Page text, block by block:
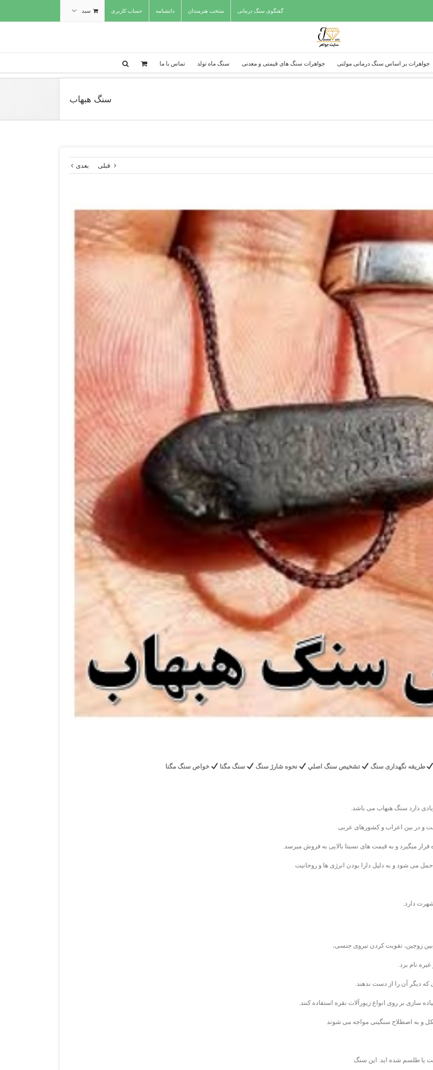
گفتگوی سنگ درمانی منتخب هنرمندان دانشنامه حساب کاربری سبد
جواهرات بر اساس سنگ درمانی مولتی جواهرات سنگ های قیمتی و معدنی سنگ ماه تولد تماس با ما
سنگ هبهاب
قبلی بعدی
طریقه نگهداری سنگ تشخیص سنگ اصلي نحوه شارژ سنگ سنگ مگنا خواص سنگ مگنا
دارد سنگ هبهاب می باشد.
و در بین اعراب و کشورهای عربی
قرار میگیرد و به قیمت های نسبتا بالایی به فروش میرسد.
می شود و به دلیل دارا بودن انرژی ها و روحانیت
دارد.
زوجین، تقویت کردن نیروی جنسی،
نام برد.
دیگر آن را از دست ندهند.
سازی بر روی انواع زیورآلات نقره استفاده کنند.
و به اصطلاح سنگینی مواجه می شوند
یا طلسم شده اید. این سنگ